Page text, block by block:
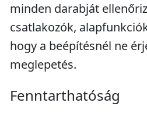
minden darabját
csatlakozók,
hogy a beépítésnél ne
meglepetés.
Fenntarthatóság